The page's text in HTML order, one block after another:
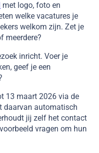
met logo, foto en
welke vacatures je
welkom zijn. Zet je
meerdere?
inricht. Voer je
geef je een
13 maart 2026 via de
daarvan automatisch
jij zelf het contact
vragen om hun